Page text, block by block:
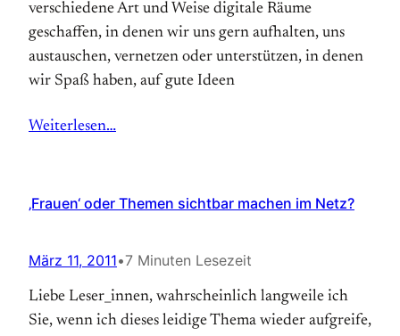
verschiedene Art und Weise digitale Räume
geschaffen, in denen wir uns gern aufhalten, uns
austauschen, vernetzen oder unterstützen, in denen
wir Spaß haben, auf gute Ideen
Weiterlesen…
‚Frauen‘ oder Themen sichtbar machen im Netz?
März 11, 2011•7 Minuten Lesezeit
Liebe Leser_innen, wahrscheinlich langweile ich
Sie, wenn ich dieses leidige Thema wieder aufgreife,